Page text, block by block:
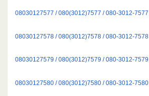
08030127577 / 080(3012)7577 / 080-3012-7577
08030127578 / 080(3012)7578 / 080-3012-7578
08030127579 / 080(3012)7579 / 080-3012-7579
08030127580 / 080(3012)7580 / 080-3012-7580